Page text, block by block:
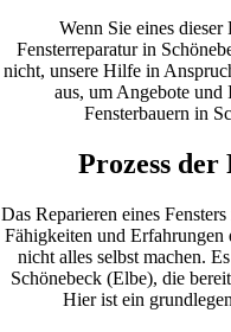
Wenn Sie eines
Fensterreparatur in
nicht, unsere Hilfe in
aus, um Angebote und
Fensterbauern in
Prozess
Das Reparieren eines
Fähigkeiten und Erfahrungen
nicht alles selbst machen.
Schönebeck (Elbe), die
Hier ist ein